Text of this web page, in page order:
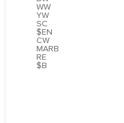
WW
YW
SC
$EN
CW
MARB
RE
$B